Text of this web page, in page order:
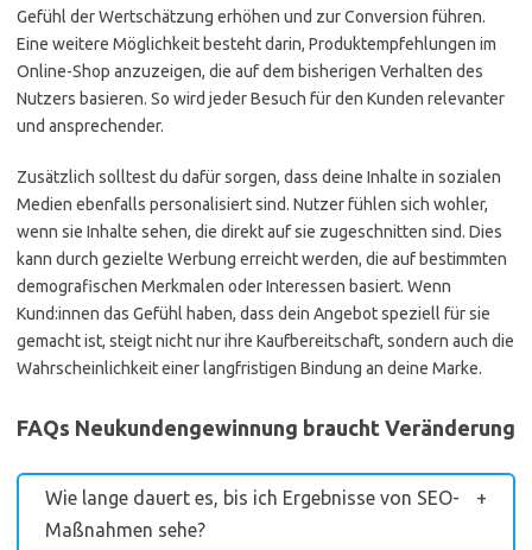
Gefühl der Wertschätzung erhöhen und zur Conversion führen.
Eine weitere Möglichkeit besteht darin, Produktempfehlungen im
Online-Shop anzuzeigen, die auf dem bisherigen Verhalten des
Nutzers basieren. So wird jeder Besuch für den Kunden relevanter
und ansprechender.
Zusätzlich solltest du dafür sorgen, dass deine Inhalte in sozialen
Medien ebenfalls personalisiert sind. Nutzer fühlen sich wohler,
wenn sie Inhalte sehen, die direkt auf sie zugeschnitten sind. Dies
kann durch gezielte Werbung erreicht werden, die auf bestimmten
demografischen Merkmalen oder Interessen basiert. Wenn
Kund:innen das Gefühl haben, dass dein Angebot speziell für sie
gemacht ist, steigt nicht nur ihre Kaufbereitschaft, sondern auch die
Wahrscheinlichkeit einer langfristigen Bindung an deine Marke.
FAQs Neukundengewinnung braucht Veränderung
Wie lange dauert es, bis ich Ergebnisse von SEO-
Maßnahmen sehe?